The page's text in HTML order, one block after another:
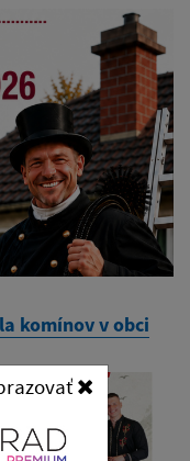
komínov v obci